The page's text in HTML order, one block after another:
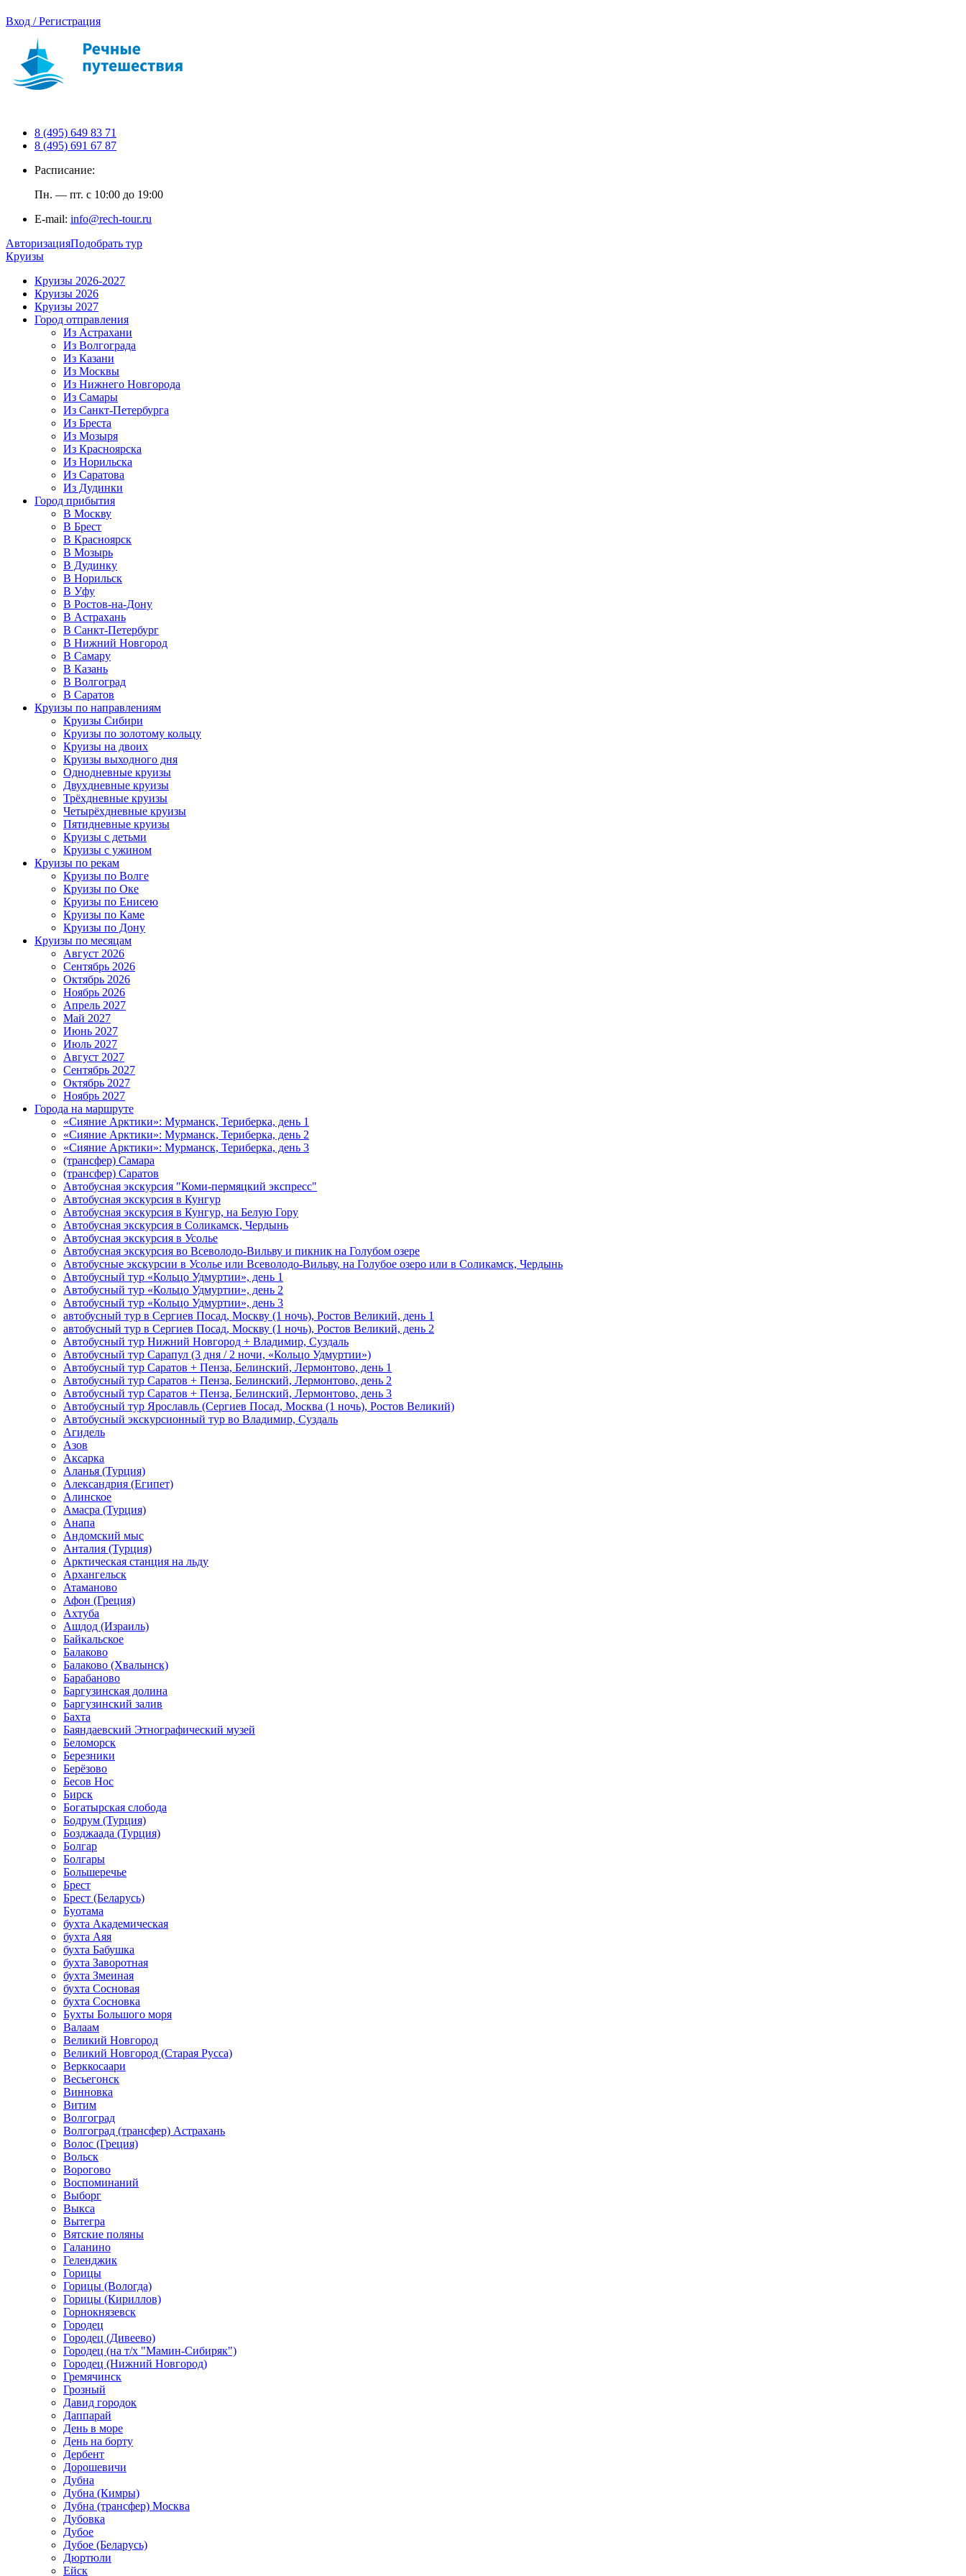
Вход / Регистрация
8 (495) 649 83 71
8 (495) 691 67 87
Расписание:
Пн. — пт. с 10:00 до 19:00
E-mail: info@rech-tour.ru
АвторизацияПодобрать тур
Круизы
Круизы 2026-2027
Круизы 2026
Круизы 2027
Город отправления
Из Астрахани
Из Волгограда
Из Казани
Из Москвы
Из Нижнего Новгорода
Из Самары
Из Санкт-Петербурга
Из Бреста
Из Мозыря
Из Красноярска
Из Норильска
Из Саратова
Из Дудинки
Город прибытия
В Москву
В Брест
В Красноярск
В Мозырь
В Дудинку
В Норильск
В Уфу
В Ростов-на-Дону
В Астрахань
В Санкт-Петербург
В Нижний Новгород
В Самару
В Казань
В Волгоград
В Саратов
Круизы по направлениям
Круизы Сибири
Круизы по золотому кольцу
Круизы на двоих
Круизы выходного дня
Однодневные круизы
Двухдневные круизы
Трёхдневные круизы
Четырёхдневные круизы
Пятидневные круизы
Круизы с детьми
Круизы с ужином
Круизы по рекам
Круизы по Волге
Круизы по Оке
Круизы по Енисею
Круизы по Каме
Круизы по Дону
Круизы по месяцам
Август 2026
Сентябрь 2026
Октябрь 2026
Ноябрь 2026
Апрель 2027
Май 2027
Июнь 2027
Июль 2027
Август 2027
Сентябрь 2027
Октябрь 2027
Ноябрь 2027
Города на маршруте
«Сияние Арктики»: Мурманск, Териберка, день 1
«Сияние Арктики»: Мурманск, Териберка, день 2
«Сияние Арктики»: Мурманск, Териберка, день 3
(трансфер) Самара
(трансфер) Саратов
Автобусная экскурсия "Коми-пермяцкий экспресс"
Автобусная экскурсия в Кунгур
Автобусная экскурсия в Кунгур, на Белую Гору
Автобусная экскурсия в Соликамск, Чердынь
Автобусная экскурсия в Усолье
Автобусная экскурсия во Всеволодо-Вильву и пикник на Голубом озере
Автобусные экскурсии в Усолье или Всеволодо-Вильву, на Голубое озеро или в Соликамск, Чердынь
Автобусный тур «Кольцо Удмуртии», день 1
Автобусный тур «Кольцо Удмуртии», день 2
Автобусный тур «Кольцо Удмуртии», день 3
автобусный тур в Сергиев Посад, Москву (1 ночь), Ростов Великий, день 1
автобусный тур в Сергиев Посад, Москву (1 ночь), Ростов Великий, день 2
Автобусный тур Нижний Новгород + Владимир, Суздаль
Автобусный тур Сарапул (3 дня / 2 ночи, «Кольцо Удмуртии»)
Автобусный тур Саратов + Пенза, Белинский, Лермонтово, день 1
Автобусный тур Саратов + Пенза, Белинский, Лермонтово, день 2
Автобусный тур Саратов + Пенза, Белинский, Лермонтово, день 3
Автобусный тур Ярославль (Сергиев Посад, Москва (1 ночь), Ростов Великий)
Автобусный экскурсионный тур во Владимир, Суздаль
Агидель
Азов
Аксарка
Аланья (Турция)
Александрия (Египет)
Алинское
Амасра (Турция)
Анапа
Андомский мыс
Анталия (Турция)
Арктическая станция на льду
Архангельск
Атаманово
Афон (Греция)
Ахтуба
Ашдод (Израиль)
Байкальское
Балаково
Балаково (Хвалынск)
Барабаново
Баргузинская долина
Баргузинский залив
Бахта
Баяндаевский Этнографический музей
Беломорск
Березники
Берёзово
Бесов Нос
Бирск
Богатырская слобода
Бодрум (Турция)
Бозджаада (Турция)
Болгар
Болгары
Большеречье
Брест
Брест (Беларусь)
Буотама
бухта Академическая
бухта Аяя
бухта Бабушка
бухта Заворотная
бухта Змеиная
бухта Сосновая
бухта Сосновка
Бухты Большого моря
Валаам
Великий Новгород
Великий Новгород (Старая Русса)
Верккосаари
Весьегонск
Винновка
Витим
Волгоград
Волгоград (трансфер) Астрахань
Волос (Греция)
Вольск
Ворогово
Воспоминаний
Выборг
Выкса
Вытегра
Вятские поляны
Галанино
Геленджик
Горицы
Горицы (Вологда)
Горицы (Кириллов)
Горнокнязевск
Городец
Городец (Дивеево)
Городец (на т/х "Мамин-Сибиряк")
Городец (Нижний Новгород)
Гремячинск
Грозный
Давид городок
Даппарай
День в море
День на борту
Дербент
Дорошевичи
Дубна
Дубна (Кимры)
Дубна (трансфер) Москва
Дубовка
Дубое
Дубое (Беларусь)
Дюртюли
Ейск